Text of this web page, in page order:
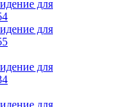
для
для
для
для